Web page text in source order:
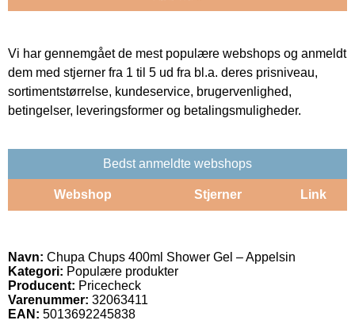
Vi har gennemgået de mest populære webshops og anmeldt
dem med stjerner fra 1 til 5 ud fra bl.a. deres prisniveau,
sortimentstørrelse, kundeservice, brugervenlighed,
betingelser, leveringsformer og betalingsmuligheder.
Bedst anmeldte webshops
Webshop Stjerner Link
Navn: Chupa Chups 400ml Shower Gel – Appelsin
Kategori: Populære produkter
Producent: Pricecheck
Varenummer: 32063411
EAN: 5013692245838